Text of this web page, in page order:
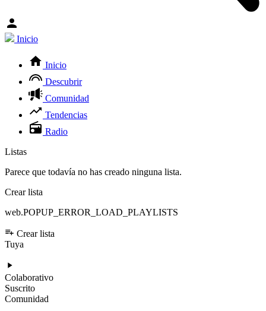
Inicio
Inicio
Descubrir
Comunidad
Tendencias
Radio
Listas
Parece que todavía no has creado ninguna lista.
Crear lista
web.POPUP_ERROR_LOAD_PLAYLISTS
Crear lista
Tuya
Colaborativo
Suscrito
Comunidad